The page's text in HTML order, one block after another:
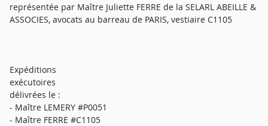
représentée par Maître Juliette FERRE de la SELARL ABEILLE &
ASSOCIES, avocats au barreau de PARIS, vestiaire C1105
Expéditions
exécutoires
délivrées le :
- Maître LEMERY #P0051
- Maître FERRE #C1105